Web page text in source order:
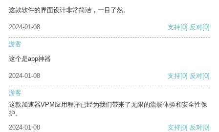
这款软件的界面设计非常简洁，一目了然。
2024-01-08 支持[0] 反对[0]
游客
这个是app神器
2024-01-08 支持[0] 反对[0]
游客
这款加速器VPM应用程序已经为我们带来了无限的流畅体验和安全性保
护。
2024-01-08
支持[0] 反对[0]